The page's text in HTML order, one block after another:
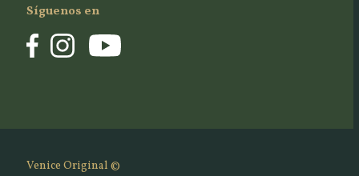
Síguenos en
Venice Original ©